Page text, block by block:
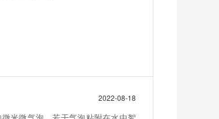
2022-08-18